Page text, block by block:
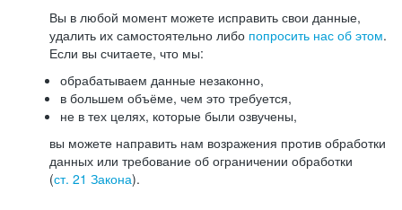
Вы в любой момент можете исправить свои данные,
удалить их самостоятельно либо попросить нас об этом.
Если вы считаете, что мы:
обрабатываем данные незаконно,
в большем объёме, чем это требуется,
не в тех целях, которые были озвучены,
вы можете направить нам возражения против обработки
данных или требование об ограничении обработки
(ст. 21 Закона).